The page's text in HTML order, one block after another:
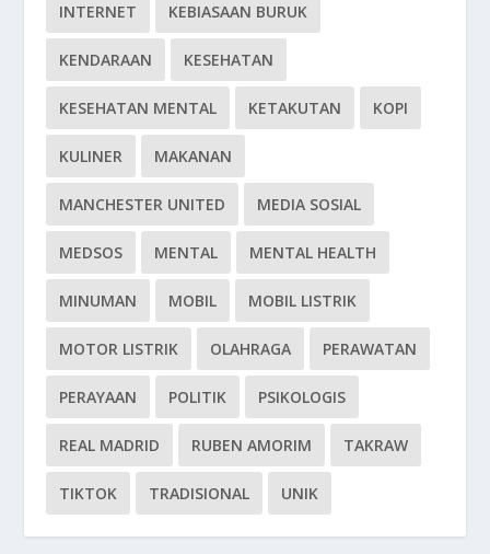
INTERNET KEBIASAAN BURUK
KENDARAAN KESEHATAN
KESEHATAN MENTAL KETAKUTAN KOPI
KULINER MAKANAN
MANCHESTER UNITED MEDIA SOSIAL
MEDSOS MENTAL MENTAL HEALTH
MINUMAN MOBIL MOBIL LISTRIK
MOTOR LISTRIK OLAHRAGA PERAWATAN
PERAYAAN POLITIK PSIKOLOGIS
REAL MADRID RUBEN AMORIM TAKRAW
TIKTOK TRADISIONAL UNIK